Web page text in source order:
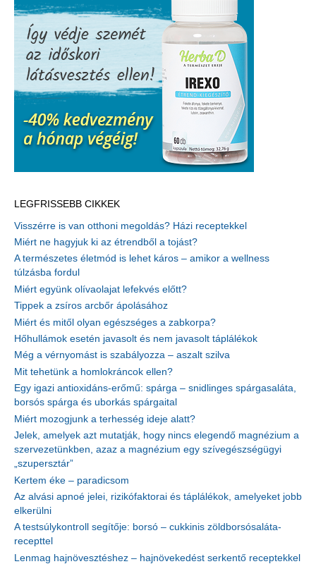
LEGFRISSEBB CIKKEK
Visszérre is van otthoni megoldás? Házi receptekkel
Miért ne hagyjuk ki az étrendből a tojást?
A természetes életmód is lehet káros – amikor a wellness
túlzásba fordul
Miért együnk olívaolajat lefekvés előtt?
Tippek a zsíros arcbőr ápolásához
Miért és mitől olyan egészséges a zabkorpa?
Hőhullámok esetén javasolt és nem javasolt táplálékok
Még a vérnyomást is szabályozza – aszalt szilva
Mit tehetünk a homlokráncok ellen?
Egy igazi antioxidáns-erőmű: spárga – snidlinges spárgasaláta,
borsós spárga és uborkás spárgaital
Miért mozogjunk a terhesség ideje alatt?
Jelek, amelyek azt mutatják, hogy nincs elegendő magnézium a
szervezetünkben, azaz a magnézium egy szívegészségügyi
„szupersztár”
Kertem éke – paradicsom
Az alvási apnoé jelei, rizikófaktorai és táplálékok, amelyeket jobb
elkerülni
A testsúlykontroll segítője: borsó – cukkinis zöldborsósaláta-
recepttel
Lenmag hajnövesztéshez – hajnövekedést serkentő receptekkel